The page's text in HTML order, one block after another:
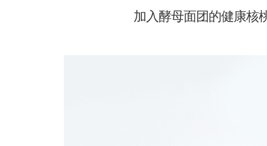
加入酵母面团的健康核